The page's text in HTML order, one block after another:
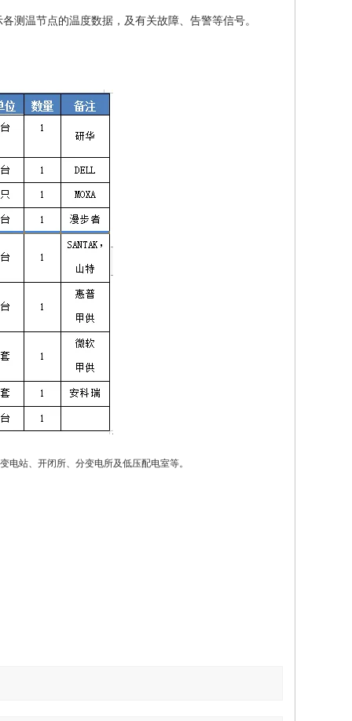
测温节点的温度数据，及有关故障、告警等信号。
站、开闭所、分变电所及低压配电室等。